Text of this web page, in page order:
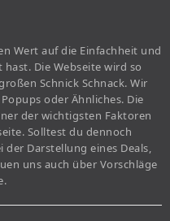
Wert auf die Einfachheit und
Die Webseite wird so
Schnick Schnack. Wir
oder Ähnliches. Die
der wichtigsten Faktoren
Solltest du dennoch
der Darstellung eines Deals,
uns auch über Vorschläge